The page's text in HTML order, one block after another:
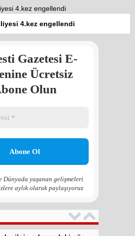
4.kez engellendi
Gazetesi E-
Ücretsiz
Olun
Dünyada yaşanan gelişmeleri
aylık olarak paylaşıyoruz
şiddet “Devlet” eliyle
Atilla Yüceak
arkasındaki güç
eş-Şara mı?
Denklemi
Süreci’nin yeniden
şiddet “Devlet” eliyle
Atilla Yüceak